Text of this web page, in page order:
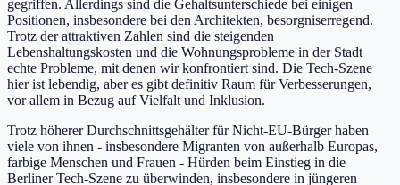
gegriffen. Allerdings sind die Gehaltsunterschiede bei einigen
Positionen, insbesondere bei den Architekten, besorgniserregend.
Trotz der attraktiven Zahlen sind die steigenden
Lebenshaltungskosten und die Wohnungsprobleme in der Stadt
echte Probleme, mit denen wir konfrontiert sind. Die Tech-Szene
hier ist lebendig, aber es gibt definitiv Raum für Verbesserungen,
vor allem in Bezug auf Vielfalt und Inklusion.
Trotz höherer Durchschnittsgehälter für Nicht-EU-Bürger haben
viele von ihnen - insbesondere Migranten von außerhalb Europas,
farbige Menschen und Frauen - Hürden beim Einstieg in die
Berliner Tech-Szene zu überwinden, insbesondere in jüngeren